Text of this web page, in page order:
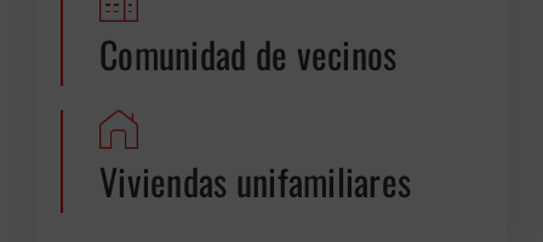
Comunidad de vecinos
Viviendas unifamiliares